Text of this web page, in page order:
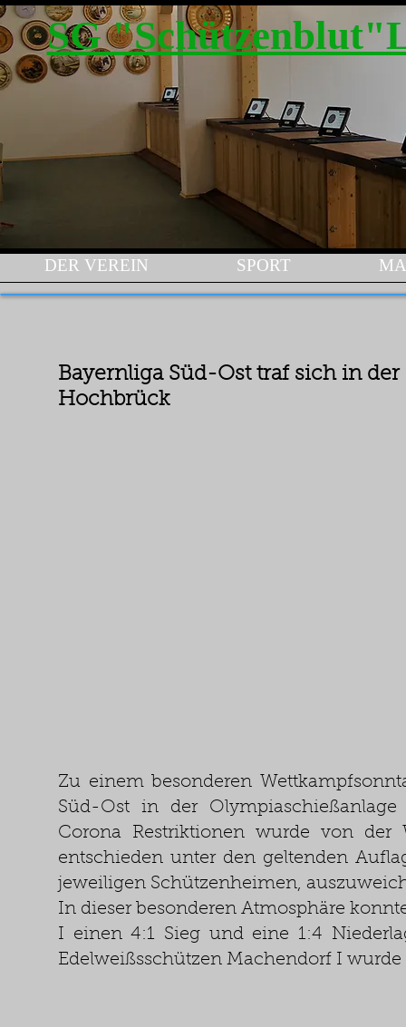
SG
DER VEREIN SPORT
Bayernliga Süd-Ost traf sich in
Hochbrück
Zu einem besonderen
Süd-Ost in der
Corona Restriktionen wurde von der
entschieden unter den geltenden
jeweiligen Schützenheimen,
In dieser besonderen Atmosphäre
I einen 4:1 Sieg und eine 1:4
Edelweißsschützen Machendorf I wurde